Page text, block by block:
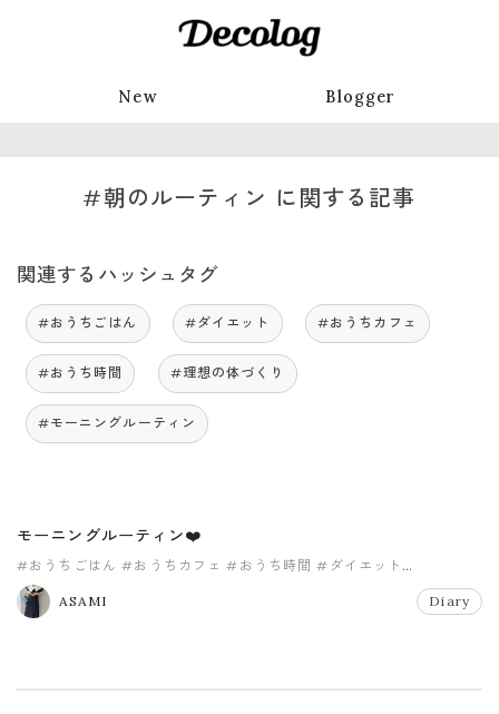
New Blogger
#朝のルーティン に関する記事
関連するハッシュタグ
#おうちごはん #ダイエット #おうちカフェ
#おうち時間 #理想の体づくり
#モーニングルーティン
モーニングルーティン❤️
#おうちごはん #おうちカフェ #おうち時間 #ダイエット
#モーニングルーティン
ASAMI
Diary